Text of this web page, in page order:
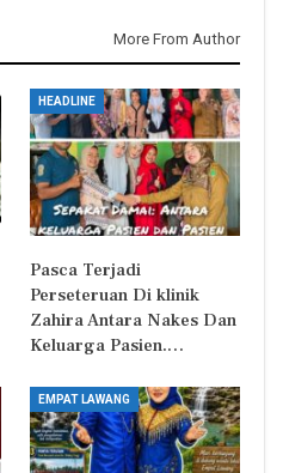
More From Author
HEADLINE
Pasca Terjadi
Perseteruan Di klinik
Zahira Antara Nakes Dan
Keluarga Pasien.…
EMPAT LAWANG